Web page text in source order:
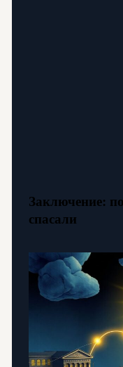
Заключение:
спасали